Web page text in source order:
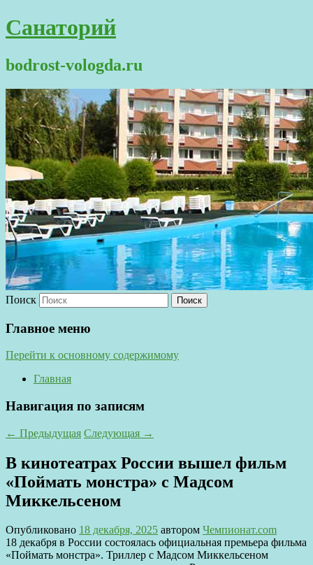
Санаторий
bodrost-vologda.ru
Поиск
Главное меню
Перейти к основному содержимому
Главная
Навигация по записям
← Предыдущая Следующая →
В кинотеатрах России вышел фильм
«Поймать монстра» с Мадсом
Миккельсеном
Опубликовано 18 декабря, 2025 автором Чемпионат.com
18 декабря в России состоялась официальная премьера фильма
«Поймать монстра». Триллер с Мадсом Миккельсеном